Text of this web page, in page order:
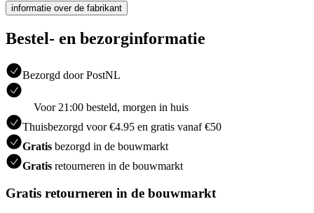
informatie over de fabrikant
Bestel- en bezorginformatie
Bezorgd door PostNL
Voor 21:00 besteld, morgen in huis
Thuisbezorgd voor €4.95 en gratis vanaf €50
Gratis bezorgd in de bouwmarkt
Gratis retourneren in de bouwmarkt
Gratis retourneren in de bouwmarkt